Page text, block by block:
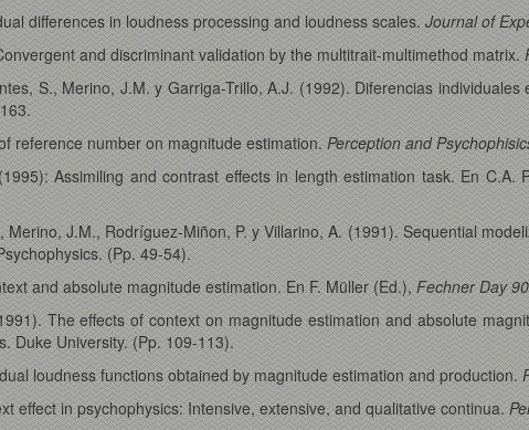
differences in loudness processing and loudness scales. Journal of
and discriminant validation by the multitrait-multimethod matrix.
S., Merino, J.M. y Garriga-Trillo, A.J. (1992). Diferencias
reference number on magnitude estimation. Perception and
Assimiling and contrast effects in length estimation task. En C.A.
J.M., Rodríguez-Miñon, P. y Villarino, A. (1991). Sequential
(Pp. 49-54).
and absolute magnitude estimation. En F. Müller (Ed.), Fechner Day
The effects of context on magnitude estimation and absolute
Duke University. (Pp. 109-113).
loudness functions obtained by magnitude estimation and production.
effect in psychophysics: Intensive, extensive, and qualitative continua.